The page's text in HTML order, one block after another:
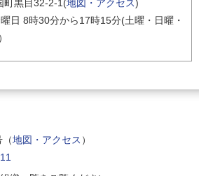
町黒目32-2-1(地図・アクセス)
日 8時30分から17時15分(土曜・日曜・
地図・アクセス ）